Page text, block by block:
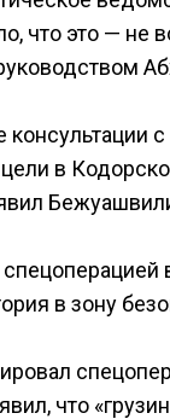
что это — не
в
в зону
что